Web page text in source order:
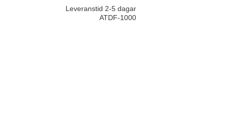
Leveranstid 2-5 dagar
ATDF-1000